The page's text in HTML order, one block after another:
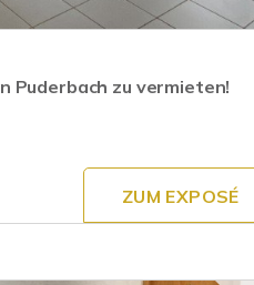
Puderbach zu vermieten!
ZUM EXPOSÉ